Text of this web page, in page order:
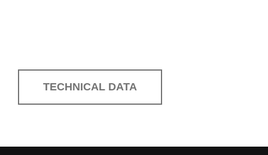
TECHNICAL DATA